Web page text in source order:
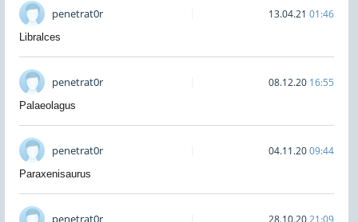
penetrat0r 13.04.21 01:46
Libralces
penetrat0r 08.12.20 16:55
Palaeolagus
penetrat0r 04.11.2009:44
Paraxenisaurus
penetrat0r 28.10.2021:09